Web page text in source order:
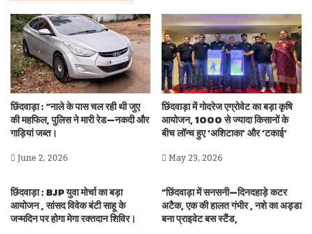
छिंदवाड़ा : “नाले के पास चल रही थी जुए
की महफिल, पुलिस ने मारी रेड—नकदी और
गाड़ियां जब्त।
June 2, 2026
छिंदवाड़ा में गोदरेज एग्रोवेट का बड़ा कृषि
आयोजन, 1000 से ज्यादा किसानों के
बीच लॉन्च हुए ‘अशिटाका’ और ‘टकाई’
May 23, 2026
छिंदवाड़ा : BJP युवा मोर्चा का बड़ा
आयोजन , सांसद विवेक बंटी साहू के
जन्मदिन पर होगा मेगा रक्तदान शिविर।
“छिंदवाड़ा में सनसनी—दिनदहाड़े कटर
अटैक, एक की हालत गंभीर , नशे का अड्डा
बना प्राइवेट बस स्टैंड,